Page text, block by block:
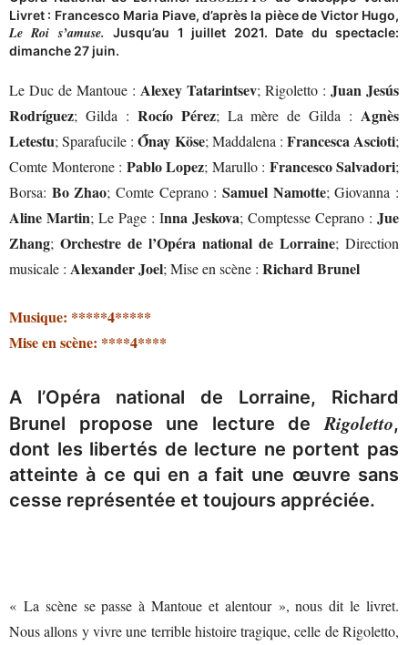
Livret : Francesco Maria Piave, d’après la pièce de Victor Hugo,
Le Roi s’amuse.Jusqu’au 1 juillet 2021. Date du spectacle:
dimanche 27 juin.
Le Duc de Mantoue : Alexey Tatarintsev; Rigoletto : Juan Jesús
Rodríguez; Gilda : Rocío Pérez; La mère de Gilda : Agnès
Letestu; Sparafucile :Őnay Köse; Maddalena : Francesca Ascioti;
Comte Monterone : Pablo Lopez; Marullo : Francesco Salvadori;
Borsa: Bo Zhao; Comte Ceprano :Samuel Namotte; Giovanna :
Aline Martin; Le Page : Inna Jeskova; Comptesse Ceprano : Jue
Zhang; Orchestre de l’Opéra national de Lorraine; Direction
musicale : Alexander Joel; Mise en scène : Richard Brunel
Musique: *****4*****
Mise en scène: ****4****
A l’Opéra national de Lorraine, Richard
Brunel propose une lecture de Rigoletto,
dont les libertés de lecture ne portent pas
atteinte à ce qui en a fait une œuvre sans
cesse représentée et toujours appréciée.
« La scène se passe à Mantoue et alentour », nous dit le livret.
Nous allons y vivre une terrible histoire tragique, celle de Rigoletto,